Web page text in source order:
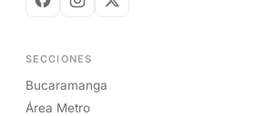
SECCIONES
Bucaramanga
Área Metro